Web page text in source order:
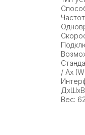
/ Ax
Вес: